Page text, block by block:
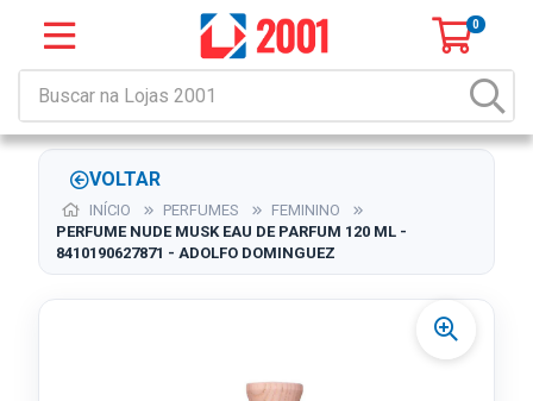
0
VOLTAR
INÍCIO PERFUMES
FEMININO
PERFUME NUDE MUSK EAU DE PARFUM 120 ML -
8410190627871 - ADOLFO DOMINGUEZ